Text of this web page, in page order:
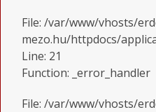
File: /var/www/vhosts/
mezo.hu/httpdocs/
Line: 21
Function: _error_handler
File: /var/www/vhosts/